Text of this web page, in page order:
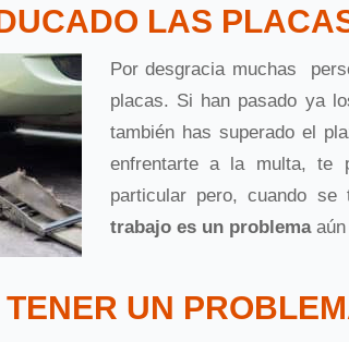
LAS
Por desgracia muchas
placas. Si han pasado ya
también has superado el
enfrentarte a la multa, te
particular pero, cuando se
trabajo es un problemaaún
UN